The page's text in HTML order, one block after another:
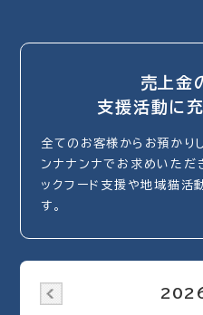
売上金
支援活動に
全てのお客様からお預かり
ンナナンナでお求めいただ
ックフード支援や地域猫活
す。